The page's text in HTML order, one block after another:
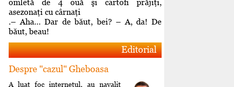
omletă de 4 ouă şi cartofi prăjiţi,
asezonaţi cu cârnaţi
.– Aha… Dar de băut, bei? – A, da! De
băut, beau!
Editorial
Despre "cazul" Gheboasa
A luat foc internetul, au navalit